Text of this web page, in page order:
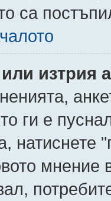
са
изтрия
ги е
натиснете
мнение